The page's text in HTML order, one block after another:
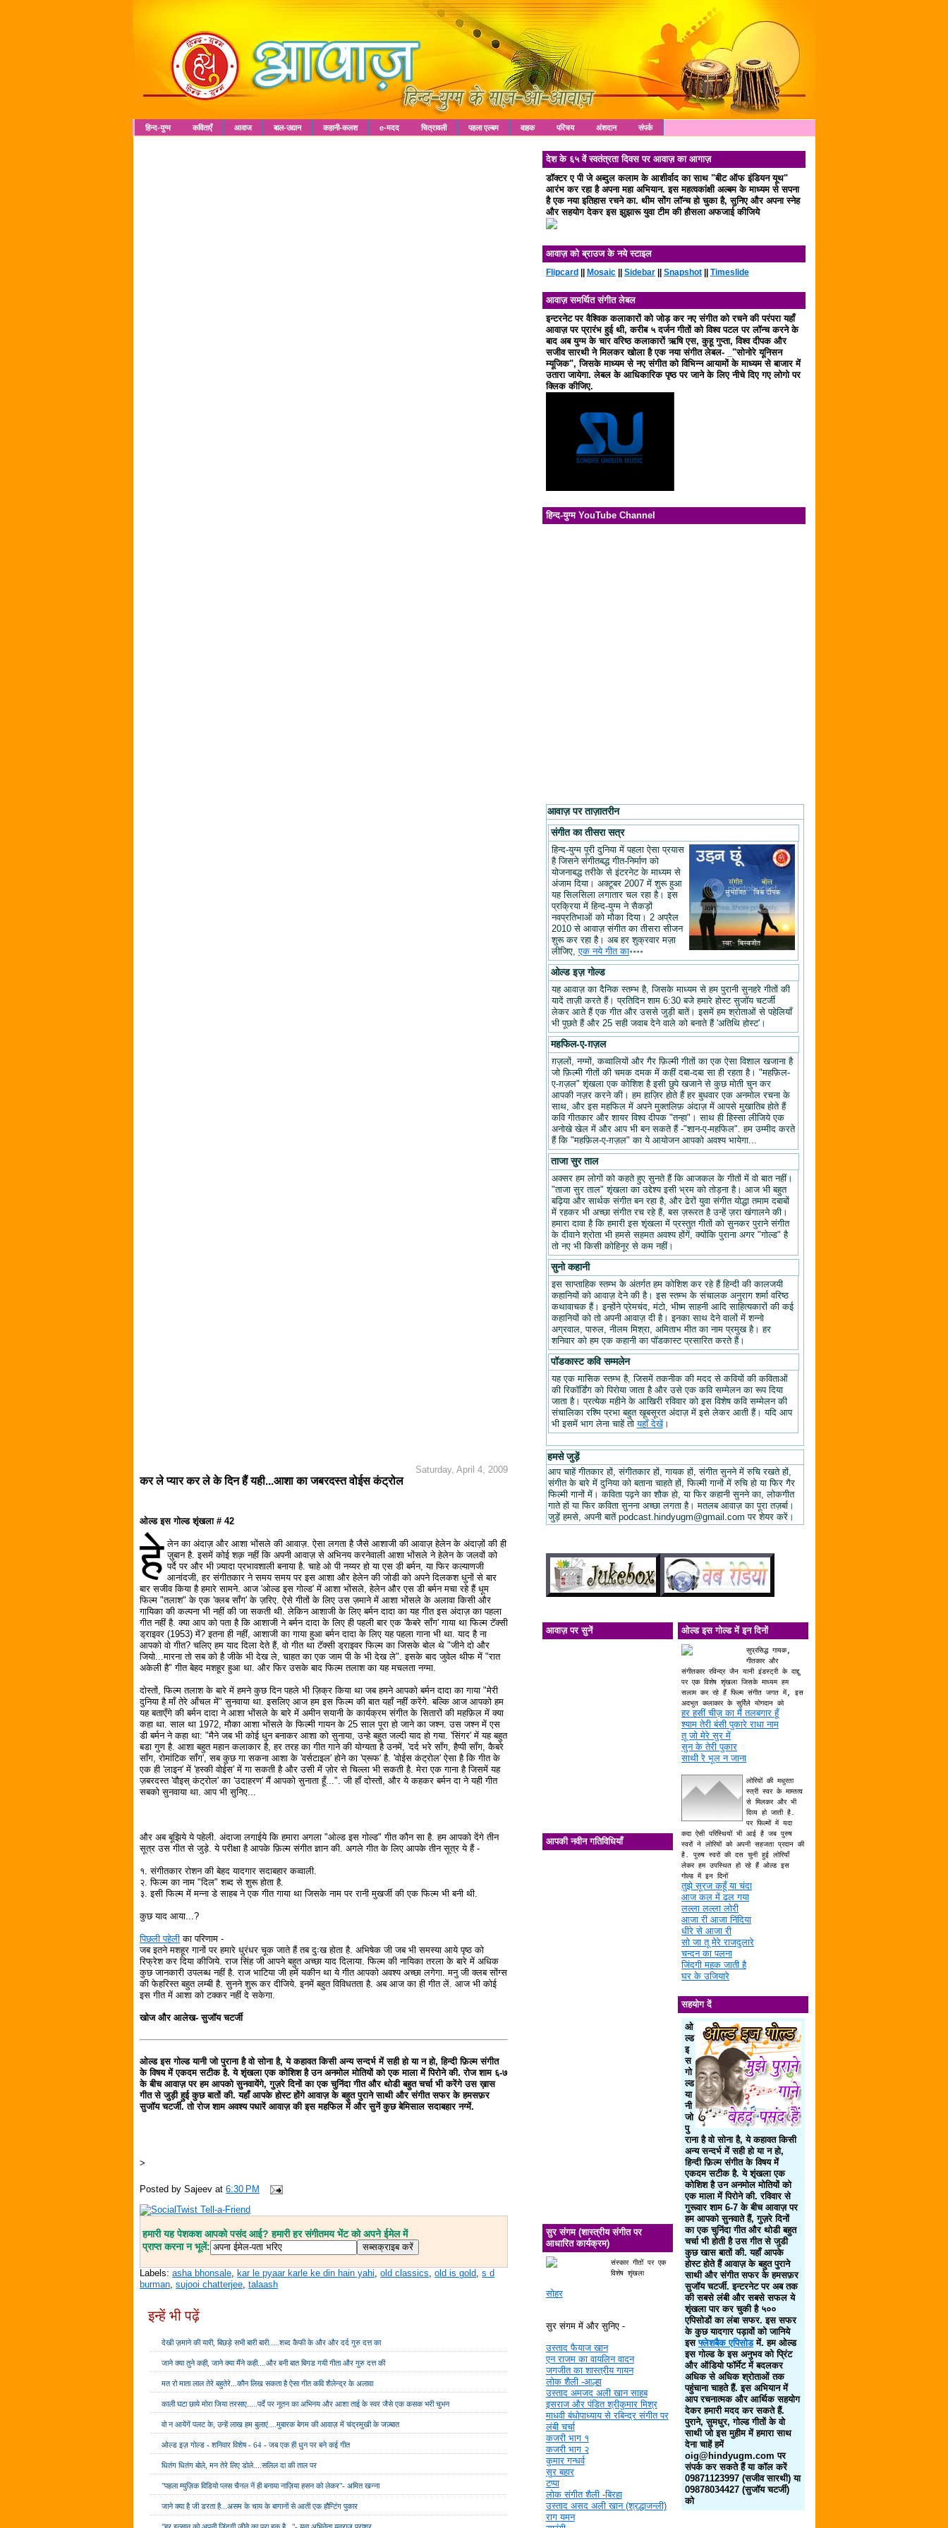
हिन्द-युग्म कविताएँ आवाज बाल-उद्यान कहानी-कलश e-मदद चित्रावली पहला एल्बम वाहक परिचय अंशदान संपर्क
Saturday, April 4, 2009
कर ले प्यार कर ले के दिन हैं यही...आशा का जबरदस्त वोईस कंट्रोल
ओल्ड इस गोल्ड शृंखला # 42
हे लेन का अंदाज़ और आशा भोंसले की आवाज़. ऐसा लगता है जैसे आशाजी की आवाज़ हेलेन के अंदाज़ों की ही
ज़ुबान है. इसमें कोई शक़ नहीं कि अपनी आवाज़ से अभिनय करनेवाली आशा भोंसले ने हेलेन के जलवों को
पर्दे पर और भी ज़्यादा प्रभावशाली बनाया है. चाहे ओ पी नय्यर हो या एस डी बर्मन, या फिर कल्याणजी
आनांदजी, हर संगीतकार ने समय समय पर इस आशा और हेलेन की जोडी को अपने दिलकश धुनों से बार
बार सजीव किया है हमारे सामने. आज 'ओल्ड इस गोल्ड' में आशा भोंसले, हेलेन और एस डी बर्मन मचा रहे हैं धूम
फिल्म "तलाश" के एक 'क्लब सॉंग' के ज़रिए. ऐसे गीतों के लिए उस ज़माने में आशा भोंसले के अलावा किसी और
गायिका की कल्पना भी नहीं की जा सकती थी. लेकिन आशाजी के लिए बर्मन दादा का यह गीत इस अंदाज़ का पहला
गीत नहीं है. क्या आप को पता है कि आशाजी ने बर्मन दादा के लिए ही पहली बार एक 'कैबरे सॉंग' गाया था फिल्म टॅक्सी
ड्राइवर (1953) में? इतना ही नहीं, आशाजी का गाया हुआ बर्मन दादा के लिए यह पहला गाना भी था. याद है ना
आपको वो गीत? चलिए हम याद दिला देते हैं, वो गीत था टॅक्सी ड्राइवर फिल्म का जिसके बोल थे "जीने दो और
जियो...मारना तो सब को है जीके भी देख ले, चाहत का एक जाम पी के भी देख ले". इसके बाद जुवेल थीफ में "रात
अकेली है" गीत बेहद मशहूर हुआ था. और फिर उसके बाद फिल्म तलाश का यह मचलता नग्मा.
दोस्तों, फिल्म तलाश के बारे में हमने कुछ दिन पहले भी ज़िक्र किया था जब हमने आपको बर्मन दादा का गाया "मेरी
दुनिया है माँ तेरे आँचल में" सुनवाया था. इसलिए आज हम इस फिल्म की बात यहाँ नहीं करेंगे. बल्कि आज आपको हम
यह बताएँगे की बर्मन दादा ने आशा भोंसले के बारे में अमीन सयानी के कार्यक्रम संगीत के सितारों की महफ़िल में क्या
कहा था. साल था 1972, मौका आशा भोंसले के फिल्मी गायन के 25 साल पूरा हो जाने का जश्न. उस जश्न में एस
डी बर्मन ने कहा था: "मैने जब भी कोई धुन बनाकर आशा को सुनाया, उन्हे बहुत जल्दी याद हो गया. 'सिंगर' में यह बहुत
बडा गुण है. आशा बहुत महान कलाकार है, हर तरह का गीत गाने की योग्यता है उनमें, 'दर्द भरे सॉंग, हैप्पी सॉंग, कैबरे
सॉंग, रोमांटिक सॉंग', सब कुछ गा सकना आशा के 'वर्सटाइल' होने का 'प्रूफ' है. 'वोईस कंट्रोल' ऐसा है कि गीत के
एक ही 'लाइन' में 'हस्की वोईस' में गा सकती है और उसी में ज़ोर से चिल्ला भी सकती है. मेरा एक गाना है जिसमें यह
ज़बरदस्त 'वौइस् कंट्रोल' का 'उदाहरण' मैं आपको सुनाता हूँ...". जी हाँ दोस्तों, और ये कहकर बर्मन दा ने यही गीत
सबको सुनवाया था. आप भी सुनिए...
और अब बूझिये ये पहेली. अंदाजा लगाईये कि हमारा अगला "ओल्ड इस गोल्ड" गीत कौन सा है. हम आपको देंगे तीन
सूत्र उस गीत से जुड़े. ये परीक्षा है आपके फ़िल्म संगीत ज्ञान की. अगले गीत के लिए आपके तीन सूत्र ये हैं -
१. संगीतकार रोशन की बेहद यादगार सदाबहार कव्वाली.
२. फिल्म का नाम "दिल" शब्द से शुरू होता है.
३. इसी फिल्म में मन्ना डे साहब ने एक गीत गाया था जिसके नाम पर रानी मुखर्जी की एक फिल्म भी बनी थी.
कुछ याद आया...?
पिछली पहेली का परिणाम -
जब इतने मशहूर गानों पर हमारे धुरंधर चूक जाते हैं तब दुःख होता है. अभिषेक जी जब भी समस्या आये पृष्ठ को
रिफ्रेश कर दिया कीजिये. राज सिंह जी आपने बहुत अच्छा याद दिलाया. फिल्म की नायिका तरला के बारे में अधिक
कुछ जानकारी उपलब्ध नहीं है. राज भाटिया जी हमें यकीन था ये गीत आपको अवश्य अच्छा लगेगा. मनु जी क्लब सोंग्स
की फेहरिस्त बहुत लम्बी है. सुनने शुरू कर दीजिये. इनमें बहुत विविधतता है. अब आज का ही गीत लें. आज भी कोई
इस गीत में आशा को टक्कर नहीं दे सकेगा.
खोज और आलेख- सुजॉय चटर्जी
ओल्ड इस गोल्ड यानी जो पुराना है वो सोना है, ये कहावत किसी अन्य सन्दर्भ में सही हो या न हो, हिन्दी फ़िल्म संगीत
के विषय में एकदम सटीक है. ये शृंखला एक कोशिश है उन अनमोल मोतियों को एक माला में पिरोने की. रोज शाम ६-७
के बीच आवाज़ पर हम आपको सुनवायेंगे, गुज़रे दिनों का एक चुनिंदा गीत और थोडी बहुत चर्चा भी करेंगे उस ख़ास
गीत से जुड़ी हुई कुछ बातों की. यहाँ आपके होस्ट होंगे आवाज़ के बहुत पुराने साथी और संगीत सफर के हमसफ़र
सुजॉय चटर्जी. तो रोज शाम अवश्य पधारें आवाज़ की इस महफिल में और सुनें कुछ बेमिसाल सदाबहार नग्में.
>
Posted bySajeev at6:30 PM
हमारी यह पेशकश आपको पसंद आई? हमारी हर संगीतमय भेंट को अपने ईमेल में
प्राप्त करना न भूलें:
Labels:asha bhonsale, kar le pyaar karle ke din hain yahi,old classics,old is gold,s d
burman,sujooi chatterjee,talaash
इन्हें भी पढ़ें
देखी ज़माने की यारी, बिछड़े सभी बारी बारी.....शब्द कैफी के और और दर्द गुरु दत्त का
जाने क्या तुने कही, जाने क्या मैंने कही....और बनी बात बिगड गयी गीता और गुरु दत्त की
मत रो माता लाल तेरे बहुतेरे...कौन लिख सकता है ऐसा गीत कवि शैलेन्द्र के अलावा
काली घटा छाये मोरा जिया तरसाए.....पर्दे पर नूतन का अभिनय और आशा ताई के स्वर जैसे एक कसक भरी चुभन
वो न आयेंगें पलट के, उन्हें लाख हम बुलाएं....मुबारक बेगम की आवाज़ में चंद्रमुखी के जज़्बात
ओल्ड इज़ गोल्ड - शनिवार विशेष - 64 - जब एक ही धुन पर बने कई गीत
धितंग धितंग बोले, मन तेरे लिए डोले....सलिल दा की ताल पर
"पहला म्युज़िक विडियो प्लस चैनल नें ही बनाया नाज़िया हसन को लेकर"- अमित खन्ना
जाने क्या है जी डरता है...असम के चाय के बागानों से आती एक हौन्टिंग पुकार
देश के ६५ वें स्वतंत्रता दिवस पर आवाज़ का आगाज़
डॉक्टर ए पी जे अब्दुल कलाम के आशीर्वाद का साथ "बीट ऑफ इंडियन यूथ"
आरंभ कर रहा है अपना महा अभियान. इस महत्वकांक्षी अल्बम के माध्यम से सपना
है एक नया इतिहास रचने का. थीम सोंग लॉन्च हो चुका है, सुनिए और अपना स्नेह
और सहयोग देकर इस झुझारू युवा टीम की हौसला अफजाई कीजिये
आवाज़ को ब्राउज के नये स्टाइल
Flipcard Mosaic|| Sidebar|| Snapshot|| Timeslide
आवाज़ समर्थित संगीत लेबल
इन्टरनेट पर वैश्विक कलाकारों को जोड़ कर नए संगीत को रचने की परंपरा यहाँ
आवाज़ पर प्रारंभ हुई थी, करीब ५ दर्जन गीतों को विश्व पटल पर लॉन्च करने के
बाद अब युग्म के चार वरिष्ठ कलाकारों ऋषि एस, कुहू गुप्ता, विश्व दीपक और
सजीव सारथी ने मिलकर खोला है एक नया संगीत लेबल- _"सोनोरे यूनिसन
म्यूजिक", जिसके माध्यम से नए संगीत को विभिन्न आयामों के माध्यम से बाजार में
उतारा जायेगा. लेबल के आधिकारिक पृष्ठ पर जाने के लिए नीचे दिए गए लोगो पर
क्लिक कीजिए.
हिन्द-युग्म YouTube Channel
आवाज़ पर ताज़ातरीन
संगीत का तीसरा सत्र
हिन्द-युग्म पूरी दुनिया में पहला ऐसा प्रयास
है जिसने संगीतबद्ध गीत-निर्माण को
योजनाबद्ध तरीके से इंटरनेट के माध्यम से
अंजाम दिया। अक्टूबर 2007 में शुरू हुआ
यह सिलसिला लगातार चल रहा है। इस
प्रक्रिया में हिन्द-युग्म ने सैकड़ों
नवप्रतिभाओं को मौका दिया। 2 अप्रैल
2010 से आवाज़ संगीत का तीसरा सीजन
शुरू कर रहा है। अब हर शुक्रवार मज़ा
लीजिए,एक नये गीत का॰॰॰॰
ओल्ड इज़ गोल्ड
यह आवाज़ का दैनिक स्तम्भ है, जिसके माध्यम से हम पुरानी सुनहरे गीतों की
यादें ताज़ी करते हैं। प्रतिदिन शाम 6:30 बजे हमारे होस्ट सुजॉय चटर्जी
लेकर आते हैं एक गीत और उससे जुड़ी बातें। इसमें हम श्रोताओं से पहेलियाँ
भी पूछते हैं और 25 सही जवाब देने वाले को बनाते हैं 'अतिथि होस्ट'।
महफिल-ए-ग़ज़ल
ग़ज़लों, नग्मों, कव्वालियों और गैर फ़िल्मी गीतों का एक ऐसा विशाल खजाना है
जो फ़िल्मी गीतों की चमक दमक में कहीं दबा-दबा सा ही रहता है। "महफ़िल-
ए-ग़ज़ल" शृंखला एक कोशिश है इसी छुपे खजाने से कुछ मोती चुन कर
आपकी नज़र करने की। हम हाज़िर होते हैं हर बुधवार एक अनमोल रचना के
साथ, और इस महफिल में अपने मुक्तलिफ़ अंदाज़ में आपसे मुखातिब होते हैं
कवि गीतकार और शायर विश्व दीपक "तन्हा"। साथ ही हिस्सा लीजिये एक
अनोखे खेल में और आप भी बन सकते हैं -"शान-ए-महफिल". हम उम्मीद करते
हैं कि "महफ़िल-ए-ग़ज़ल" का ये आयोजन आपको अवश्य भायेगा...
ताजा सुर ताल
अक्सर हम लोगों को कहते हुए सुनते हैं कि आजकल के गीतों में वो बात नहीं।
"ताजा सुर ताल" शृंखला का उद्देश्य इसी भ्रम को तोड़ना है। आज भी बहुत
बढ़िया और सार्थक संगीत बन रहा है, और ढेरों युवा संगीत योद्धा तमाम दबाबों
में रहकर भी अच्छा संगीत रच रहे हैं, बस ज़रूरत है उन्हें ज़रा खंगालने की।
हमारा दावा है कि हमारी इस शृंखला में प्रस्तुत गीतों को सुनकर पुराने संगीत
के दीवाने श्रोता भी हमसे सहमत अवश्य होंगें, क्योंकि पुराना अगर "गोल्ड" है
तो नए भी किसी कोहिनूर से कम नहीं।
सुनो कहानी
इस साप्ताहिक स्तम्भ के अंतर्गत हम कोशिश कर रहे हैं हिन्दी की कालजयी
कहानियों को आवाज़ देने की है। इस स्तम्भ के संचालक अनुराग शर्मा वरिष्ठ
कथावाचक हैं। इन्होंने प्रेमचंद, मंटो, भीष्म साहनी आदि साहित्यकारों की कई
कहानियों को तो अपनी आवाज़ दी है। इनका साथ देने वालों में शन्नो
अग्रवाल, पारुल, नीलम मिश्रा, अमिताभ मीत का नाम प्रमुख है। हर
शनिवार को हम एक कहानी का पॉडकास्ट प्रसारित करते हैं।
पॉडकास्ट कवि सम्मलेन
यह एक मासिक स्तम्भ है, जिसमें तकनीक की मदद से कवियों की कविताओं
की रिकॉर्डिंग को पिरोया जाता है और उसे एक कवि सम्मेलन का रूप दिया
जाता है। प्रत्येक महीने के आखिरी रविवार को इस विशेष कवि सम्मेलन की
संचालिका रश्मि प्रभा बहुत खूबसूरत अंदाज़ में इसे लेकर आती हैं। यदि आप
भी इसमें भाग लेना चाहें तोयहाँ देखें।
हमसे जुड़ें
आप चाहें गीतकार हों, संगीतकार हों, गायक हों, संगीत सुनने में रुचि रखते हों,
संगीत के बारे में दुनिया को बताना चाहते हों, फिल्मी गानों में रुचि हो या फिर गैर
फिल्मी गानों में। कविता पढ़ने का शौक हो, या फिर कहानी सुनने का, लोकगीत
गाते हों या फिर कविता सुनना अच्छा लगता है। मतलब आवाज़ का पूरा तज़र्बा।
जुड़ें हमसे, अपनी बातें podcast.hindyugm@gmail.com पर शेयर करें।
आवाज़ पर सुनें
आपकी नवीन गतिविधियाँ
सुर संगम (शास्त्रीय संगीत पर
आधारित कार्यक्रम)
संस्कार गीतों पर एक
विशेष शृंखला
सोहर
सुर संगम में और सुनिए -
उस्ताद फैयाज खान
एन राजम का वायलिन वादन
जगजीत का शास्त्रीय गायन
लोक शैली -आल्हा
उस्ताद अमजद अली खान साहब
इसराज और पंडित श्रीकुमार मिश्र
माधवी बंधोपाध्याय से रबिन्द्र संगीत पर
लंबी चर्चा
कजरी भाग १
कजरी भाग २
कुमार गन्धर्व
सुर बहार
टप्पा
लोक संगीत शैली -बिरहा
उस्ताद असद अली खान (श्रद्धाजन्ली)
राग यमन
ओल्ड इस गोल्ड में इन दिनों
सुप्रसिद्ध गायक,
गीतकार और
संगीतकार रविन्द्र जैन यानी इंडस्ट्री के दाद्दु
पर एक विशेष शृंखला जिसके माध्यम हम
सलाम कर रहे हैं फिल्म संगीत जगत में, इस
अदभुत कलाकार के सुर्रिले योगदान को
हर हसीं चीज़ का मैं तलबगार हूँ
श्याम तेरी बंसी पुकारे राधा नाम
तू जो मेरे सुर में
सुन के तेरी पुकार
साथी रे भूल न जाना
लोरियों की मधुरता
स्त्री स्वर के माम्तत्व
से मिलकर और भी
दिव्य हो जाती है.
पर फिल्मों में यदा
कदा ऐसी परिस्थियों भी आई है जब पुरुष
स्वरों ने लोरियों को अपनी सहजता प्रदान की
है. पुरुष स्वरों की दस चुनी हुई लोरियाँ
लेकर हम उपस्थित हो रहे हैं ओल्ड इस
गोल्ड में इन दिनों
तुझे सूरज कहूँ या चंदा
आज कल में ढल गया
लल्ला लल्ला लोरी
आजा री आजा निंदिया
धीरे से आजा री
सो जा तू मेरे राजदुलारे
चन्दन का पलना
जिंदगी महक जाती है
घर के उजियारे
सहयोग दें
ओ
ल्ड
इ
स
गो
ल्ड
या
नी
जो
पु
राना है वो सोना है, ये कहावत किसी
अन्य सन्दर्भ में सही हो या न हो,
हिन्दी फ़िल्म संगीत के विषय में
एकदम सटीक है. ये शृंखला एक
कोशिश है उन अनमोल मोतियों को
एक माला में पिरोने की. रविवार से
गुरूवार शाम 6-7 के बीच आवाज़ पर
हम आपको सुनवाते हैं, गुज़रे दिनों
का एक चुनिंदा गीत और थोडी बहुत
चर्चा भी होती है उस गीत से जुडी
कुछ खास बातों की. यहाँ आपके
होस्ट होते हैं आवाज़ के बहुत पुराने
साथी और संगीत सफर के हमसफ़र
सुजॉय चटर्जी. इन्टरनेट पर अब तक
की सबसे लंबी और सबसे सफल ये
शृंखला पार कर चुकी है ५००
एपिसोडों का लंबा सफर. इस सफर
के कुछ यादगार पड़ावों को जानिये
इसफ्लेशबैक एपिसोडमें. हम ओल्ड
इस गोल्ड के इस अनुभव को प्रिंट
और ऑडियो फॉर्मेट में बदलकर
अधिक से अधिक श्रोताओं तक
पहुंचाना चाहते हैं. इस अभियान में
आप रचनात्मक और आर्थिक सहयोग
देकर हमारी मदद कर सकते हैं.
पुराने, सुमधुर, गोल्ड गीतों के वो
साथी जो इस मुहीम में हमारा साथ
देना चाहें हमें
oig@hindyugm.com पर
संपर्क कर सकते हैं या कॉल करें
09871123997 (सजीव सारथी) या
09878034427 (सुजॉय चटर्जी)
को